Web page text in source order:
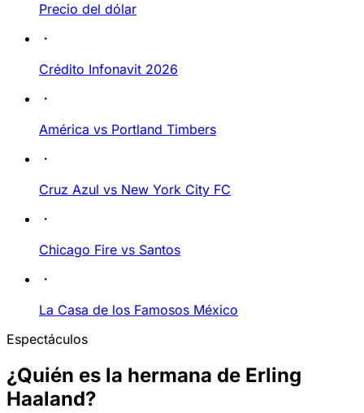
Precio del dólar
Crédito Infonavit 2026
América vs Portland Timbers
Cruz Azul vs New York City FC
Chicago Fire vs Santos
La Casa de los Famosos México
Espectáculos
¿Quién es la hermana de Erling
Haaland?